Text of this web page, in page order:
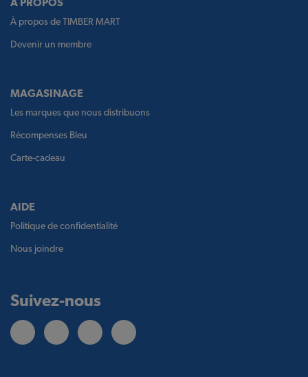
À propos de TIMBER MART
Devenir un membre
MAGASINAGE
Les marques que nous distribuons
Récompenses Bleu
Carte-cadeau
AIDE
Politique de confidentialité
Nous joindre
Suivez-nous